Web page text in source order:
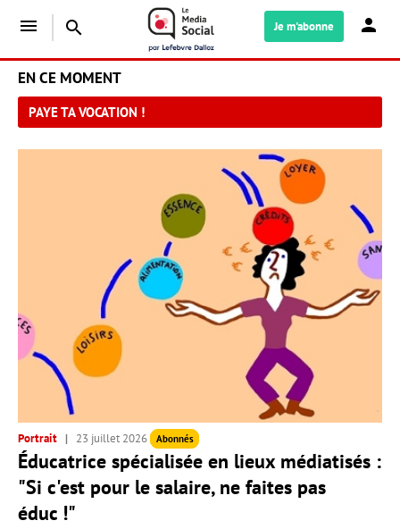
menu search Je m'abonne
EN CE MOMENT
PAYE TA VOCATION !
Portrait 23 juillet 2026 Abonnés
Éducatrice spécialisée en lieux médiatisés :
"Si c'est pour le salaire, ne faites pas
éduc !"